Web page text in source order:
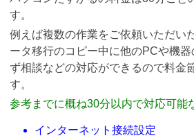
す。
例えば複数の作業をご依頼いただい
ータ移行のコピー中に他のPCや機
ず相談などの対応ができるので料金
す。
参考までに概ね30分以内で対応可能
インターネット接続設定